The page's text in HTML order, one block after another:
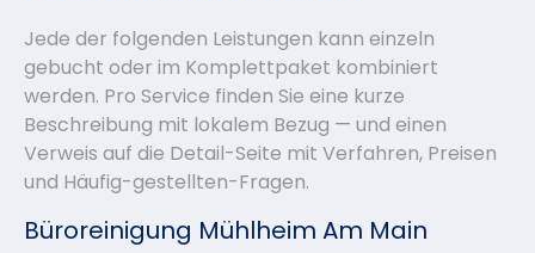
Jede der folgenden Leistungen kann einzeln
gebucht oder im Komplettpaket kombiniert
werden. Pro Service finden Sie eine kurze
Beschreibung mit lokalem Bezug — und einen
Verweis auf die Detail-Seite mit Verfahren, Preisen
und Häufig-gestellten-Fragen.
Büroreinigung Mühlheim Am Main